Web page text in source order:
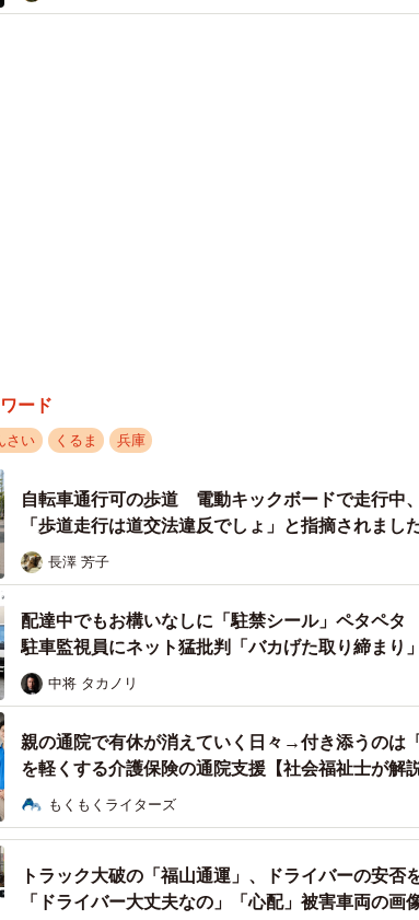
央に接続部があることから、連節バスであること
ら乗車、一番前の扉から降ります。
ード
さい くるま 兵庫
自転車通行可の歩道 電動キックボードで走行中
「歩道走行は道交法違反でしょ」と指摘されまし
長澤 芳子
配達中でもお構いなしに「駐禁シール」ペタペ
駐車監視員にネット猛批判「バカげた取り締まり」
中将 タカノリ
親の通院で有休が消えていく日々→付き添うのは
を軽くする介護保険の通院支援【社会福祉士が解説
もくもくライターズ
トラック大破の「福山通運」、ドライバーの安否
「ドライバー大丈夫なの」「心配」被害車両の画